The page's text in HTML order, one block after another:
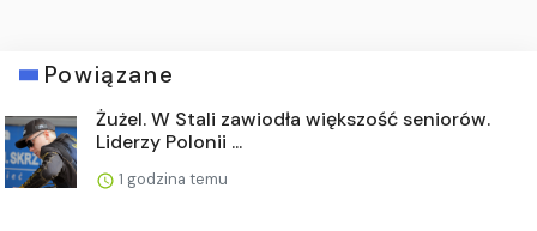
Powiązane
Żużel. W Stali zawiodła większość seniorów.
Liderzy Polonii ...
1 godzina temu